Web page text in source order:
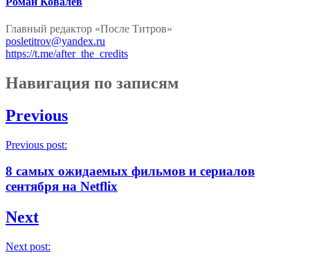
Главный редактор «После Титров»
posletitrov@yandex.ru
https://t.me/after_the_credits
Навигация по записям
Previous
Previous post:
8 самых ожидаемых фильмов и сериалов
сентября на Netflix
Next
Next post: